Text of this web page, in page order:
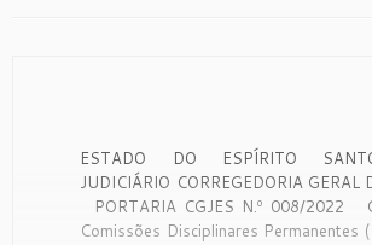
ESTADO DO ESPÍRITO
JUDICIÁRIO CORREGEDORIA GERAL
PORTARIA CGJES N.º 008/2022
Comissões Disciplinares Permanentes